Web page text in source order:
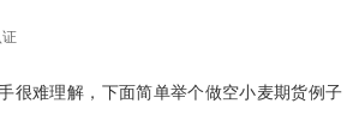
很难理解，下面简单举个做空小麦期货例子